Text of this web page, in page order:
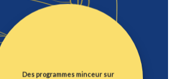
Des programmes minceur sur